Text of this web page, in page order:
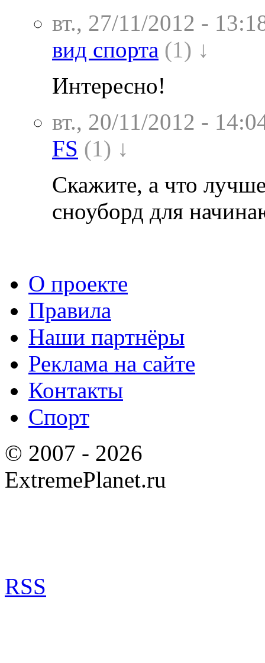
вт., 27/11/2012 -
вид спорта (1) ↓
Интересно!
вт., 20/11/2012 -
FS (1) ↓
Скажите, а что
сноуборд для
О проекте
Правила
Наши партнёры
Реклама на сайте
Контакты
Спорт
© 2007 - 2026
ExtremePlanet.ru
RSS